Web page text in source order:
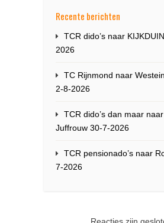
Recente berichten
TCR dido’s naar
2026
TC Rijnmond naar
2-8-2026
TCR dido’s dan maar
Juffrouw 30-7-2026
TCR pensionado’s naar
7-2026
Reacties zijn